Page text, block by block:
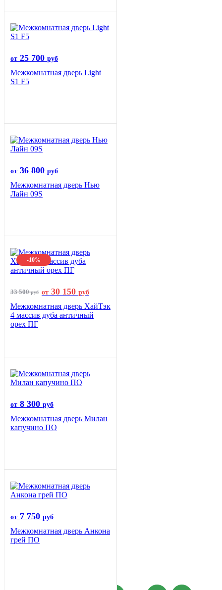
от 25 700 руб
Межкомнатная дверь Light
S1 F5
от 36 800 руб
Межкомнатная дверь Нью
Лайн 09S
-10%
33 500руб от 30 150 руб
Межкомнатная дверь ХайТэк
4 массив дуба античный
орех ПГ
от 8 300 руб
Межкомнатная дверь Милан
капучино ПО
от 7 750 руб
Межкомнатная дверь Анкона
грей ПО